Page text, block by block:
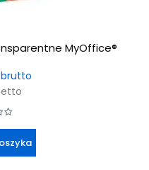
MyOffice®
brutto